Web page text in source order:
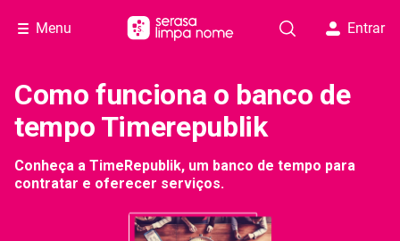
Menu Entrar
Como funciona o banco de
tempo Timerepublik
Conheça a TimeRepublik, um banco de tempo para
contratar e oferecer serviços.